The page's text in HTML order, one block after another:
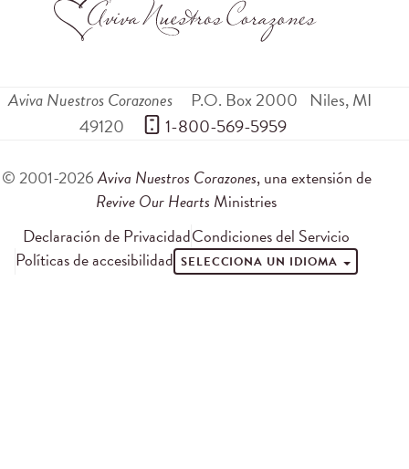
Aviva Nuestros Corazones P.O. Box 2000 Niles,MI
49120
1-800-569-5959
© 2001-2026Aviva Nuestros Corazones, una extensión de
Revive Our Hearts Ministries
Declaración de PrivacidadCondiciones del Servicio
Políticas de accesibilidad SELECCIONA UN IDIOMA